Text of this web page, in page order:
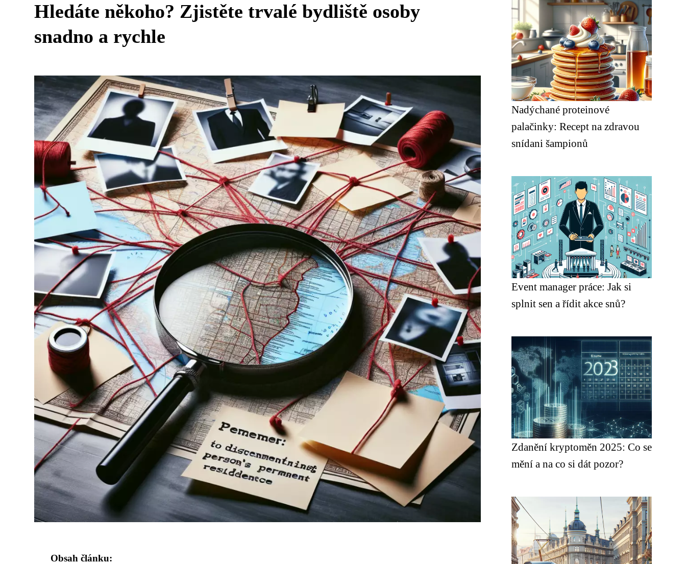
Hledáte někoho? Zjistěte trvalé bydliště osoby
snadno a rychle
Obsah článku:
Nadýchané proteinové
palačinky: Recept na zdravou
snídani šampionů
Event manager práce: Jak si
splnit sen a řídit akce snů?
Zdanění kryptoměn 2025: Co se
mění a na co si dát pozor?